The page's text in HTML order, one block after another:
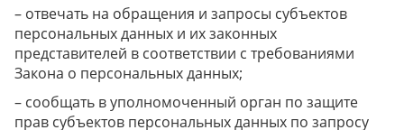
– отвечать на обращения и запросы субъектов
персональных данных и их законных
представителей в соответствии с требованиями
Закона о персональных данных;
– сообщать в уполномоченный орган по защите
прав субъектов персональных данных по запросу